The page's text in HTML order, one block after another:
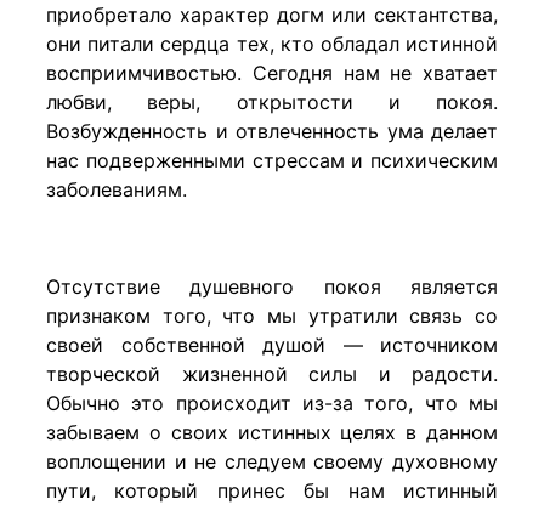
приобретало характер догм или сектантства,
они питали сердца тех, кто обладал истинной
восприимчивостью. Сегодня нам не хватает
любви, веры, открытости и покоя.
Возбужденность и отвлеченность ума делает
нас подверженными стрессам и психическим
заболеваниям.
Отсутствие душевного покоя является
признаком того, что мы утратили связь со
своей собственной душой — источником
творческой жизненной силы и радости.
Обычно это происходит из-за того, что мы
забываем о своих истинных целях в данном
воплощении и не следуем своему духовному
пути, который принес бы нам истинный